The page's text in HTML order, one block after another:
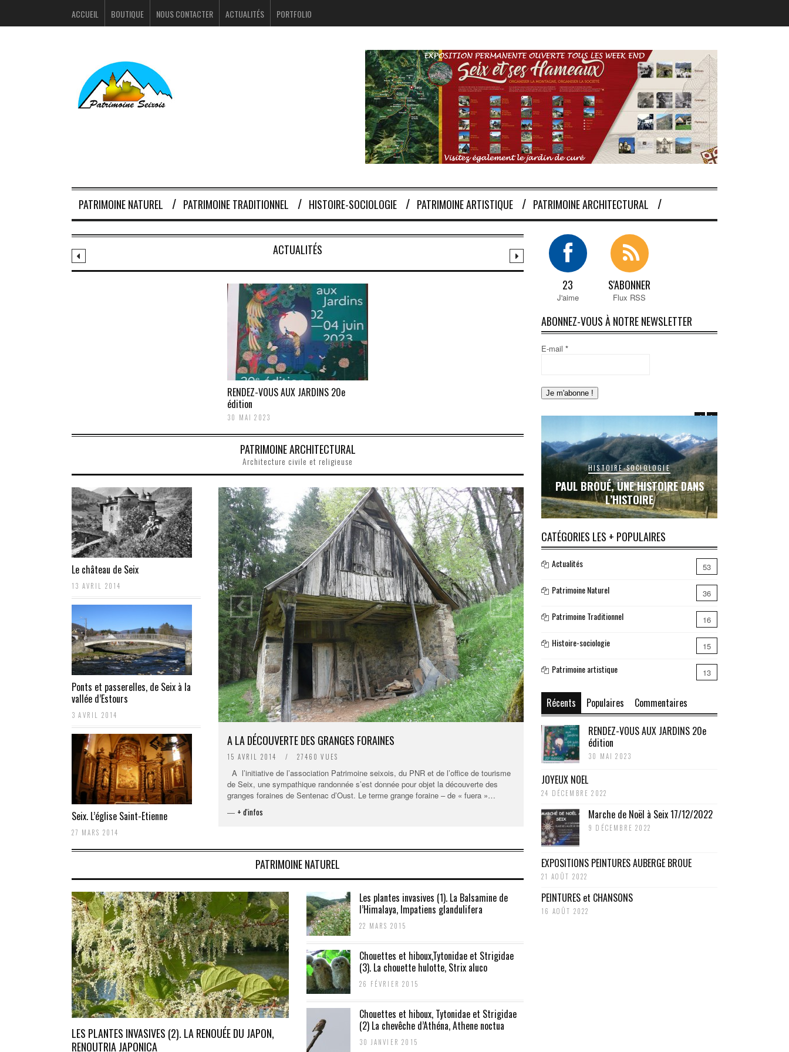
ACCUEIL BOUTIQUE NOUS CONTACTER ACTUALITÉS PORTFOLIO
PATRIMOINE NATUREL PATRIMOINE TRADITIONNEL HISTOIRE-SOCIOLOGIE PATRIMOINE ARTISTIQUE PATRIMOINE ARCHITECTURAL
ACTUALITÉS
RENDEZ-VOUS AUX JARDINS 20e
édition
30 MAI 2023
RENDEZ-VOUS AUX JARDINS 20e
édition
30 MAI 2023
PATRIMOINE ARCHITECTURAL
Architecture civile et religieuse
A LA DÉCOUVERTE DES GRANGES FORAINES
15 AVRIL 2014 / 27460 VUES
A l’initiative de l’association Patrimoine seixois, du PNR et de l’office de tourisme
de Seix, une sympathique randonnée s’est donnée pour objet la découverte des
granges foraines de Sentenac d’Oust. Le terme grange foraine – de « fuera »…
— + d'infos
Le château de Seix
13 AVRIL 2014
Ponts et passerelles, de Seix à la
vallée d’Estours
3 AVRIL 2014
Seix. L’église Saint-Etienne
27 MARS 2014
PATRIMOINE NATUREL
LES PLANTES INVASIVES (2). LA RENOUÉE DU JAPON,
RENOUTRIA JAPONICA
Les plantes invasives (1). La Balsamine de
l’Himalaya, Impatiens glandulifera
22 MARS 2015
Chouettes et hiboux,Tytonidae et Strigidae
(3). La chouette hulotte, Strix aluco
26 FÉVRIER 2015
Chouettes et hiboux, Tytonidae et Strigidae
(2) La chevêche d’Athéna, Athene noctua
30 JANVIER 2015
23
J'aime
S'ABONNER
Flux RSS
ABONNEZ-VOUS À NOTRE NEWSLETTER
E-mail *
L’HISTOIRE
HISTOIRE-SOCIOLOGIE
PAUL BROUÉ, UNE HISTOIRE DANS
L’HISTOIRE
CATÉGORIES LES + POPULAIRES
Actualités 53
Patrimoine Naturel 36
Patrimoine Traditionnel 16
Histoire-sociologie 15
Patrimoine artistique 13
Récents Populaires
Commentaires
RENDEZ-VOUS AUX JARDINS 20e
édition
30 MAI 2023
JOYEUX NOEL
24 DÉCEMBRE 2022
Marche de Noël à Seix 17/12/2022
9 DÉCEMBRE 2022
EXPOSITIONS PEINTURES AUBERGE BROUE
21 AOÛT 2022
PEINTURES et CHANSONS
16 AOÛT 2022